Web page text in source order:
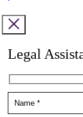
Legal